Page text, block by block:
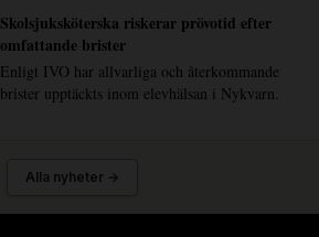
Skolsjuksköterska riskerar prövotid efter
omfattande brister
Enligt IVO har allvarliga och återkommande
brister upptäckts inom elevhälsan i Nykvarn.
Alla nyheter →